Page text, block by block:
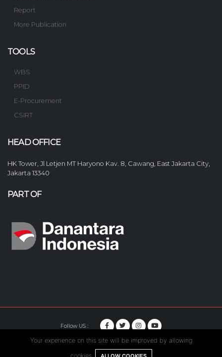
Report
More Publication
TOOLS
WBS
PPID
E-Procurement
CSIRT
HEAD OFFICE
HK Tower, Jl Letjen MT Haryono Kav. 8, Cawang, East Jakarta City,
Jakarta 13340
PART OF
Follow US :
© Copyright 2020. Hutama Karya All Rights Reserved.
Your experience on this site will be improved by allowing